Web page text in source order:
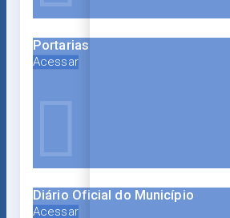
Portarias
Acessar
Diário Oficial do Município
Acessar